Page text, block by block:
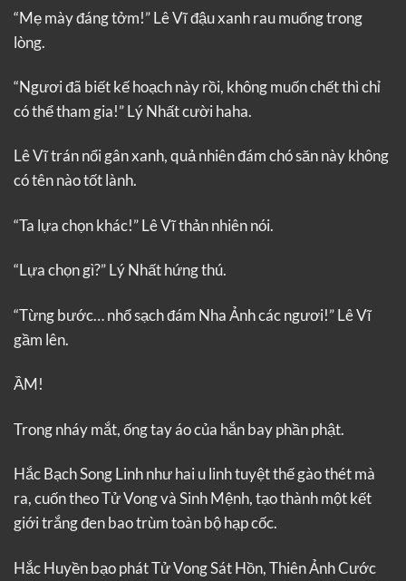
“Mẹ mày đáng tởm!” Lê Vĩ đậu xanh rau muống trong
lòng.
“Ngươi đã biết kế hoạch này rồi, không muốn chết thì chỉ
có thể tham gia!” Lý Nhất cười haha.
Lê Vĩ trán nổi gân xanh, quả nhiên đám chó săn này không
có tên nào tốt lành.
“Ta lựa chọn khác!” Lê Vĩ thản nhiên nói.
“Lựa chọn gì?” Lý Nhất hứng thú.
“Từng bước… nhổ sạch đám Nha Ảnh các ngươi!” Lê Vĩ
gầm lên.
ẦM!
Trong nháy mắt, ống tay áo của hắn bay phần phật.
Hắc Bạch Song Linh như hai u linh tuyệt thế gào thét mà
ra, cuốn theo Tử Vong và Sinh Mệnh, tạo thành một kết
giới trắng đen bao trùm toàn bộ hạp cốc.
Hắc Huyền bạo phát Tử Vong Sát Hồn, Thiên Ảnh Cước